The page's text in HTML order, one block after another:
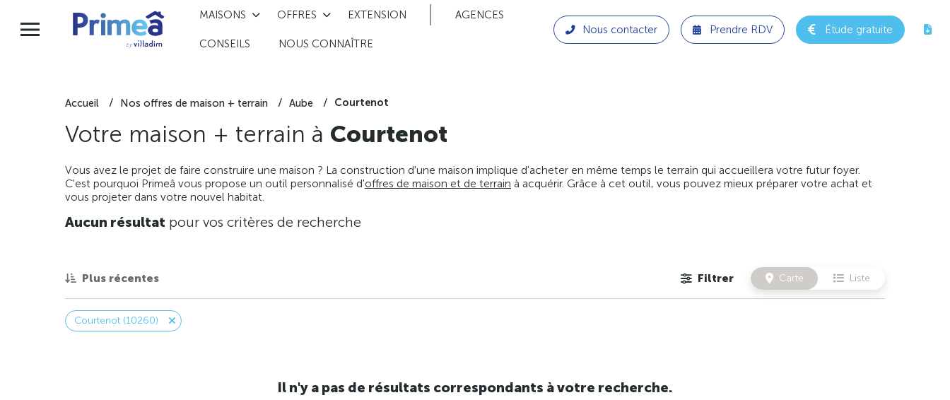
MAISONS OFFRES EXTENSION AGENCES
CONSEILS NOUS CONNAÎTRE
Nous contacter Prendre RDV Étude gratuite
Accueil Nos offres de maison + terrain Aube Courtenot
Votre maison + terrain à Courtenot
Vous avez le projet de faire construire une maison ? La construction d'une maison implique d'acheter en même temps le terrain qui accueillera votre futur foyer.
C'est pourquoi Primeâ vous propose un outil personnalisé d'offres de maison et de terrain à acquérir. Grâce à cet outil, vous pouvez mieux préparer votre achat et
vous projeter dans votre nouvel habitat.
Aucun résultat pour vos critères de recherche
Plus récentes Filtrer Carte Liste
Courtenot (10260)
Il n'y a pas de résultats correspondants à votre recherche.